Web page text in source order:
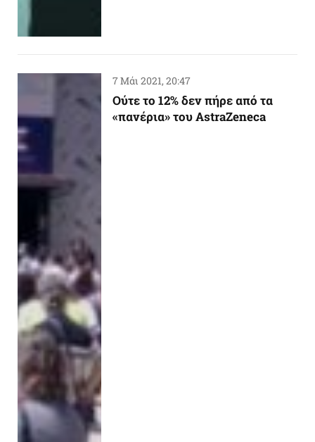
7 Μάι 2021, 20:47
Ούτε το 12% δεν πήρε από τα
«πανέρια» του AstraZeneca